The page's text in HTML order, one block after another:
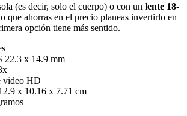
(es decir, solo el cuerpo) o con un lente 18-
que ahorras en el precio planeas invertirlo en
opción tiene más sentido.
22.3 x 14.9 mm
video HD
x 10.16 x 7.71 cm